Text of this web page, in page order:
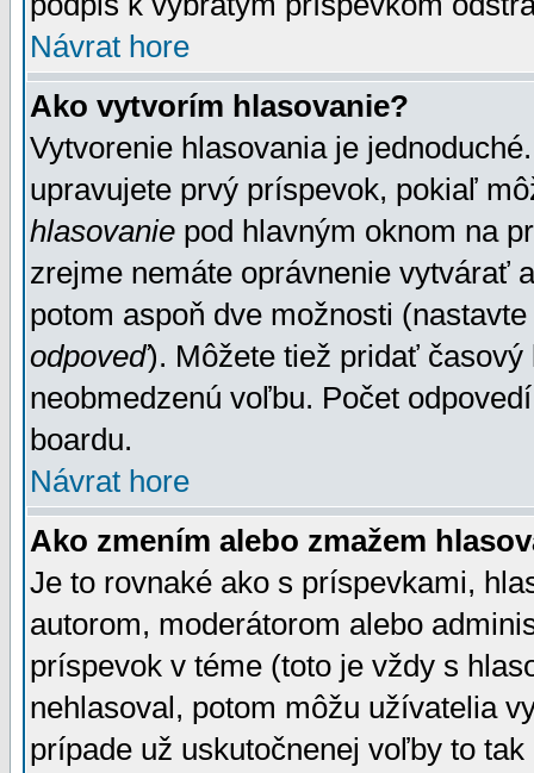
Návrat hore
Ako vytvorím hlasovanie?
Vytvorenie hlasovania je
upravujete prvý príspevok, pokiaľ
hlasovanie pod hlavným oknom na
zrejme nemáte oprávnenie vytvárať
potom aspoň dve možnosti
odpoveď). Môžete tiež pridať
neobmedzenú voľbu. Počet
boardu.
Návrat hore
Ako zmením alebo zmažem
Je to rovnaké ako s príspevkami,
autorom, moderátorom alebo
príspevok v téme (toto je vždy s
nehlasoval, potom môžu užívatelia
prípade už uskutočnenej voľby to